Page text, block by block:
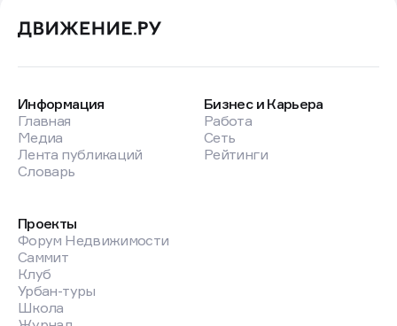
Информация
Главная
Медиа
Лента публикаций
Словарь
Бизнес и Карьера
Работа
Сеть
Рейтинги
Проекты
Форум Недвижимости
Саммит
Клуб
Урбан-туры
Школа